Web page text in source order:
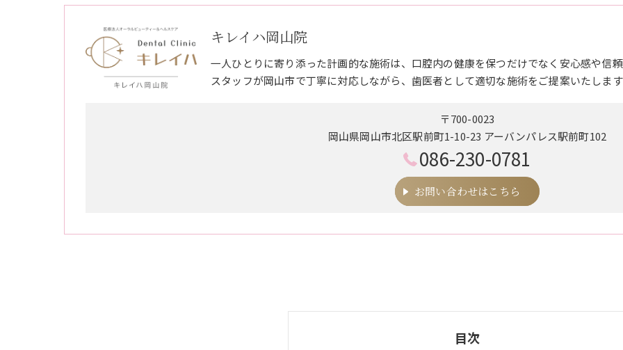
キレイハ岡山院
一人ひとりに寄り添った計画的な施術は、口腔内の健康を保つだけでなく安心感や信
スタッフが岡山市で丁寧に対応しながら、歯医者として適切な施術をご提案いたしま
〒700-0023
岡山県岡山市北区駅前町1-10-23 アーバンパレス駅前町102
086-230-0781
お問い合わせはこちら
目次